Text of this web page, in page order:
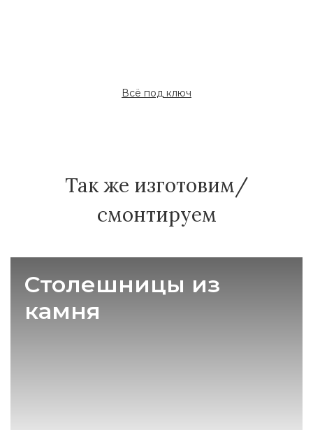
Всё под ключ
Так же изготовим/
смонтируем
Столешницы из
камня